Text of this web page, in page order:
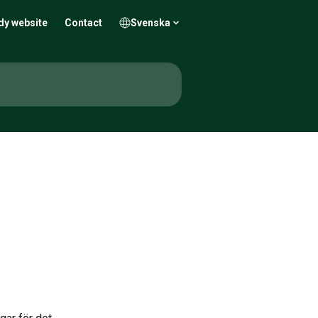
website Contact Svenska